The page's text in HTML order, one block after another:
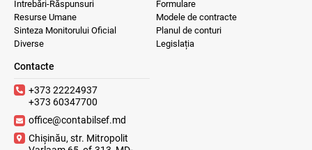
Întrebări-Răspunsuri
Resurse Umane
Sinteza Monitorului Oficial
Diverse
Formulare
Modele de contracte
Planul de conturi
Legislația
Contacte
+373 22224937
+373 60347700
office@contabilsef.md
Chișinău, str. Mitropolit